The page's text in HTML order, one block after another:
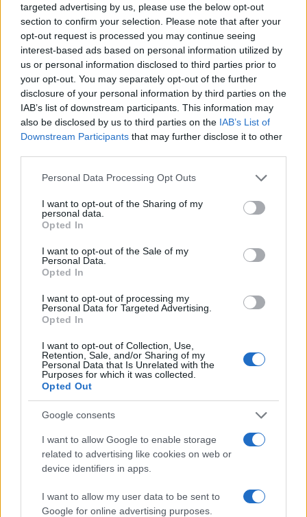
targeted advertising by us, please use the below opt-out
section to confirm your selection. Please note that after your
opt-out request is processed you may continue seeing
interest-based ads based on personal information utilized by
us or personal information disclosed to third parties prior to
your opt-out. You may separately opt-out of the further
disclosure of your personal information by third parties on the
IAB’s list of downstream participants. This information may
also be disclosed by us to third parties on the IAB’s List of
Downstream Participants that may further disclose it to other
Please note that this website/app uses one or more Google
not limited to your visit or usage behaviour. You may click to
grant or deny consent to Google and its third-party tags to
use your data for below specified purposes in below Google
consent section.
Personal Data Processing Opt Outs
I want to opt-out of the Sharing of my
personal data.
Opted In
I want to opt-out of the Sale of my
Personal Data.
Opted In
I want to opt-out of processing my
Personal Data for Targeted Advertising.
Opted In
I want to opt-out of Collection, Use,
Retention, Sale, and/or Sharing of my
Personal Data that Is Unrelated with the
Purposes for which it was collected.
Opted Out
Google consents
I want to allow Google to enable storage
related to advertising like cookies on web or
device identifiers in apps.
I want to allow my user data to be sent to
Google for online advertising purposes.
„A zsidókat meggyilkolták, a nőket
megerőszakolták az utcán. Az időseknek és a
nőknek levágták a kezét, és hagyták őket
kínok között meghalni”
– emlékezett vissza egy zsidó katona, aki
elmesélte a szenvedést, amelynek szemtanúja
Az Osztrák-Magyar Monarchia első
világháborúban elesett zsidó
A zsidók elleni legsúlyosabb bűnöket a
kozákok követték el Ukrajnában
Előfordult, hogy a zsidókat a katonatisztek
tudta vagy beleegyezése nélkül
bántalmazták. Máskor, amikor a hatóságok a
közelben voltak, cselszövésre volt szükség.
Az egyik ilyen incidens során a kozákok
oroszul beszéltek a lengyel zsidókkal. Amikor
a kozákok biztosak voltak benne, hogy a
zsidók nem értik, amit mondanak, a
parancsnokukhoz hurcolták az embereket, és
oroszul közölték vele, hogy a zsidók kémek.